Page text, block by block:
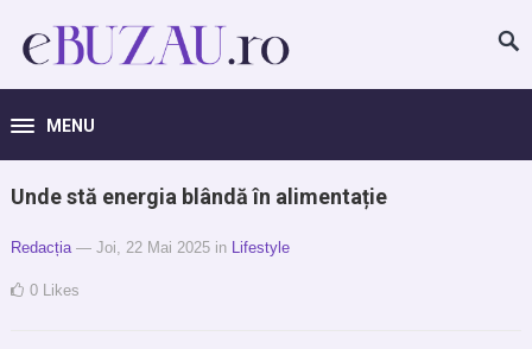
MENU
Unde stă energia blândă în alimentație
Redacția — Joi, 22 Mai 2025 in Lifestyle
0 Likes